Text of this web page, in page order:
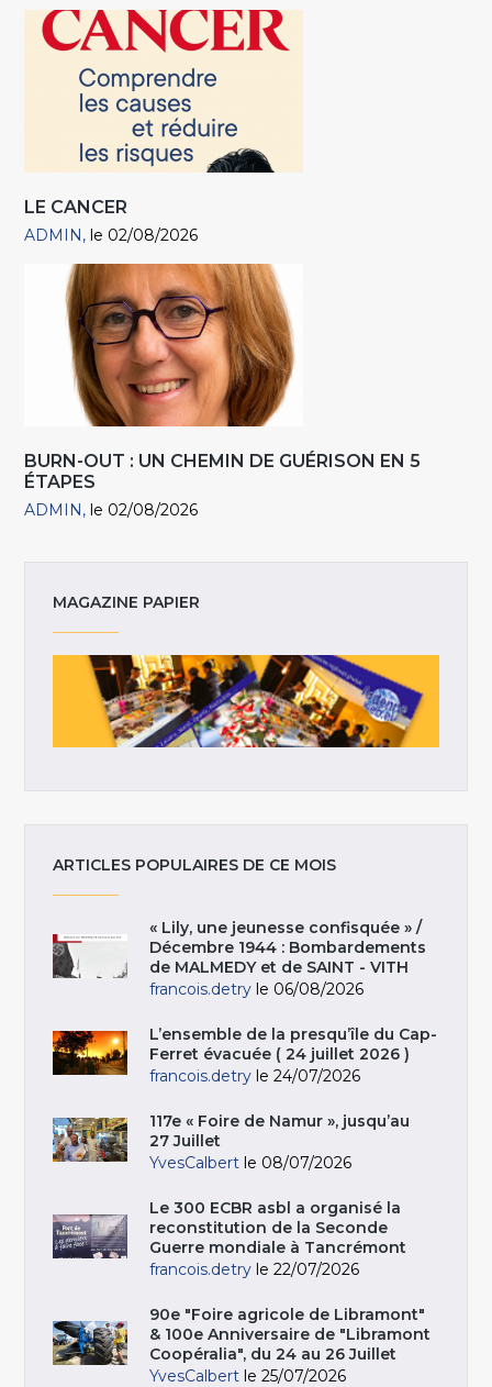
LE CANCER
ADMIN le 02/08/2026
BURN-OUT : UN CHEMIN DE GUÉRISON EN 5
ÉTAPES
ADMIN le 02/08/2026
MAGAZINE PAPIER
ARTICLES POPULAIRES DE CE MOIS
« Lily, une jeunesse confisquée » /
Décembre 1944 : Bombardements
de MALMEDY et de SAINT - VITH
francois.detry le 06/08/2026
L’ensemble de la presqu’île du Cap-
Ferret évacuée ( 24 juillet 2026 )
francois.detry le 24/07/2026
117e « Foire de Namur », jusqu’au
27 Juillet
YvesCalbert le 08/07/2026
Le 300 ECBR asbl a organisé la
reconstitution de la Seconde
Guerre mondiale à Tancrémont
francois.detry le 22/07/2026
90e "Foire agricole de Libramont"
& 100e Anniversaire de "Libramont
Coopéralia", du 24 au 26 Juillet
YvesCalbert le 25/07/2026